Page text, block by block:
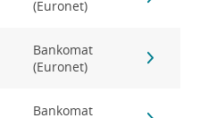
(Euronet)
Bankomat
(Euronet)
Bankomat